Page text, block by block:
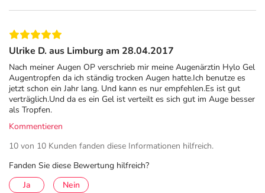
unvollständigem Lidschluss
verschrieben werden.
Häufige Fragen & Antworten
Wie oft sollte ich HYLO GEL® Augentropfen täglich
anwenden?
langanhaltende Befeuchtung bei schweren und
chronischen Formen des trockenen Auges. Dosieren Sie
die Augentropfen individuell nach Ihrer Befindlichkeit
bzw. den Empfehlungen Ihres Augenarztes bzw. -ärztin.
Im Allgemeinen wird 3-mal täglich je 1 Tropfen HYLO
Ulrike D. aus Limburg am 28.04.2017
Nach meiner Augen OP verschrieb mir meine Augenärztin Hylo Gel
Augentropfen da ich ständig trocken Augen hatte.Ich benutze es
jetzt schon ein Jahr lang. Und kann es nur empfehlen.Es ist gut
verträglich.Und da es ein Gel ist verteilt es sich gut im Auge besser
als Tropfen.
Kommentieren
10 von 10 Kunden fanden diese Informationen hilfreich.
Fanden Sie diese Bewertung hilfreich?
Ja
Nein